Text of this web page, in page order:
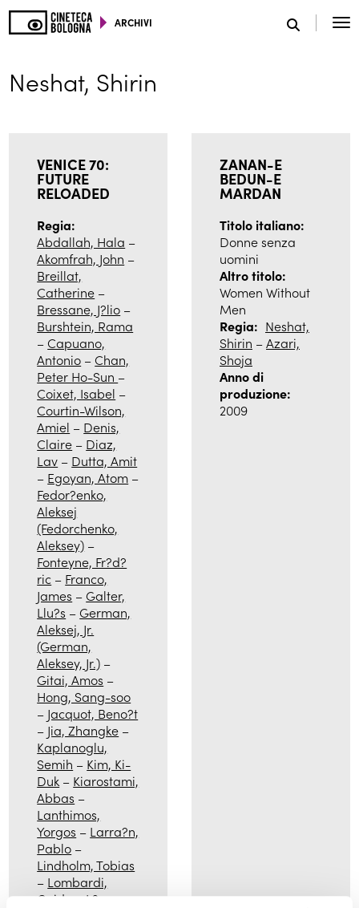
ARCHIVI
ISCRIVITI ALLA NEWSLETTER
Neshat, Shirin
VENICE 70:
FUTURE
RELOADED
Regia:
Abdallah, Hala –
Akomfrah, John –
Breillat,
Catherine –
Bressane, J?lio –
Burshtein, Rama
–Capuano,
Antonio –Chan,
Peter Ho-Sun –
Coixet, Isabel –
Courtin-Wilson,
Amiel – Denis,
Claire – Diaz,
Lav – Dutta, Amit
– Egoyan, Atom –
Fedor?enko,
Aleksej
(Fedorchenko,
Aleksey) –
Fonteyne, Fr?d?
ric – Franco,
James – Galter,
Llu?s – German,
Aleksej, Jr.
(German,
Aleksey, Jr.) –
Gitai, Amos –
Hong, Sang-soo
– Jacquot, Beno?t
– Jia, Zhangke –
Kaplanoglu,
Semih – Kim, Ki-
Duk – Kiarostami,
Abbas –
Lanthimos,
Yorgos – Larra?n,
Pablo –
Lindholm, Tobias
– Lombardi,
Guido–L?pez,
ZANAN-E
BEDUN-E
MARDAN
Titolo italiano:
Donne senza
uomini
Altro titolo:
Women Without
Men
Regia: Neshat,
Shirin –Azari,
Shoja
Anno di
produzione:
2009